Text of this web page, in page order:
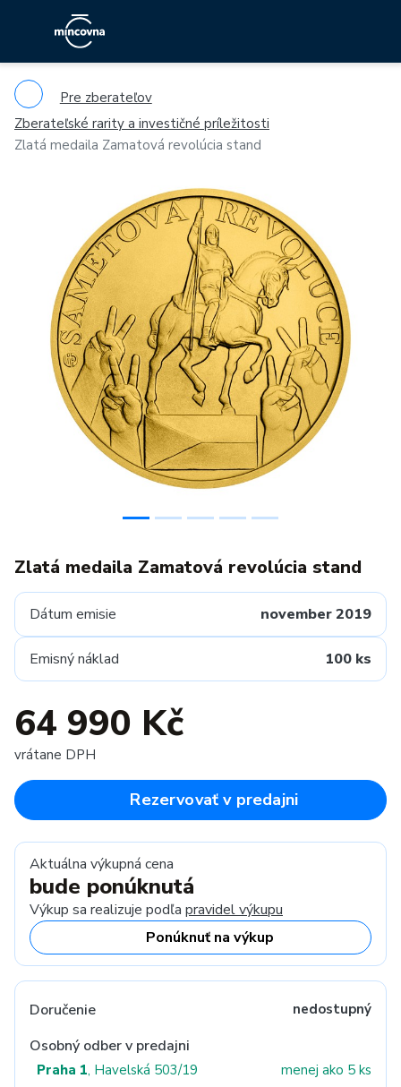
Pre zberateľov
Zberateľské rarity a investičné príležitosti
Zlatá medaila Zamatová revolúcia stand
Previous
Zlatá medaila Zamatová revolúcia stand
Dátum emisie november 2019
Emisný náklad 100 ks
64 990 Kč
vrátane DPH
Rezervovať v predajni
Aktuálna výkupná cena
bude ponúknutá
Výkup sa realizuje podľa pravidel výkupu
Ponúknuť na výkup
Doručenie nedostupný
Osobný odber v predajni
Praha 1, Havelská 503/19
menej ako 5 ks